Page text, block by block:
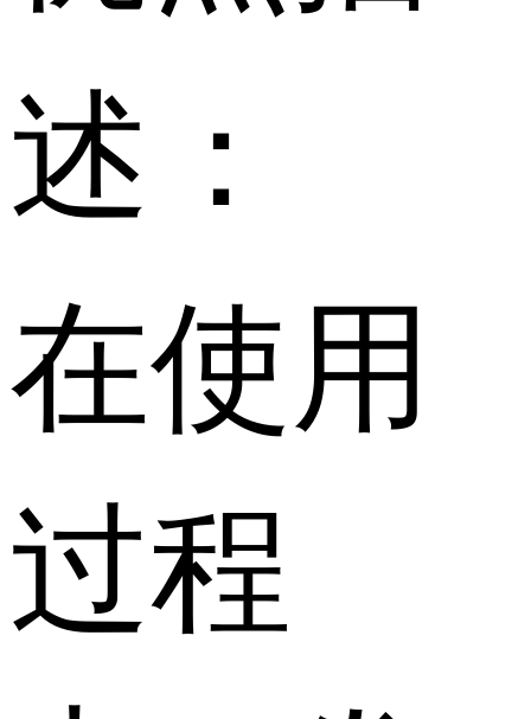
述：
在使用
过程